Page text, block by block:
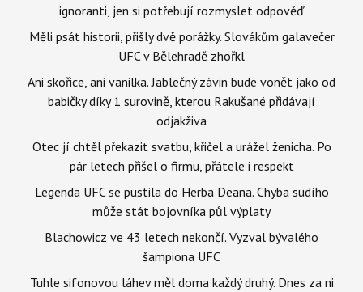
ignoranti, jen si potřebují rozmyslet odpověď
Měli psát historii, přišly dvě porážky. Slovákům galavečer
UFC v Bělehradě zhořkl
Ani skořice, ani vanilka. Jablečný závin bude vonět jako od
babičky díky 1 surovině, kterou Rakušané přidávají
odjakživa
Otec jí chtěl překazit svatbu, křičel a urážel ženicha. Po
pár letech přišel o firmu, přátele i respekt
Legenda UFC se pustila do Herba Deana. Chyba sudího
může stát bojovníka půl výplaty
Blachowicz ve 43 letech nekončí. Vyzval bývalého
šampiona UFC
Tuhle sifonovou láhev měl doma každý druhý. Dnes za ni